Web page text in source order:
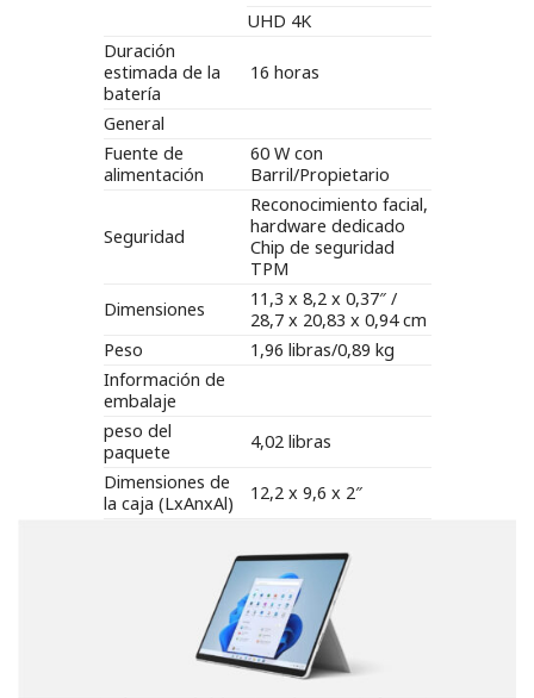
UHD 4K
Duración
estimada de la
batería
16 horas
General
Fuente de
alimentación
60 W con
Barril/Propietario
Seguridad
Reconocimiento facial,
hardware dedicado
Chip de seguridad
TPM
Dimensiones
11,3 x 8,2 x 0,37″ /
28,7 x 20,83 x 0,94 cm
Peso
1,96 libras/0,89 kg
Información de
embalaje
peso del
paquete
4,02 libras
Dimensiones de
la caja (LxAnxAl)
12,2 x 9,6 x 2″